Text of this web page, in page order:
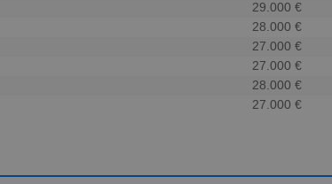
29.000 €
28.000 €
27.000 €
27.000 €
28.000 €
27.000 €